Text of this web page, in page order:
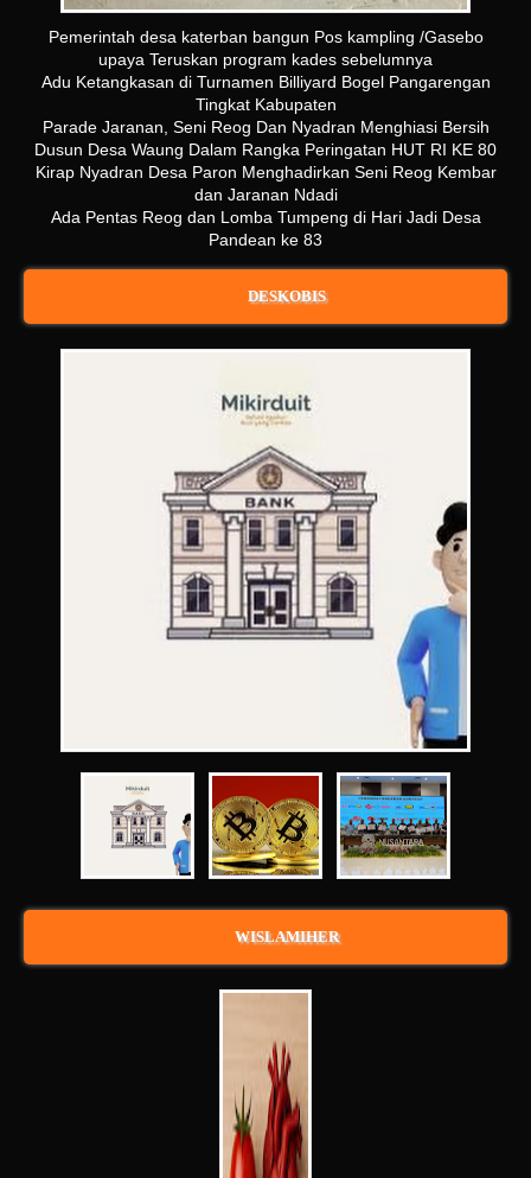
Pemerintah desa katerban bangun Pos kampling /Gasebo
upaya Teruskan program kades sebelumnya
Adu Ketangkasan di Turnamen Billiyard Bogel Pangarengan
Tingkat Kabupaten
Parade Jaranan, Seni Reog Dan Nyadran Menghiasi Bersih
Dusun Desa Waung Dalam Rangka Peringatan HUT RI KE 80
Kirap Nyadran Desa Paron Menghadirkan Seni Reog Kembar
dan Jaranan Ndadi
Ada Pentas Reog dan Lomba Tumpeng di Hari Jadi Desa
Pandean ke 83
DESKOBIS
WISLAMIHER